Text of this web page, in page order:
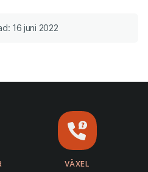
16 juni 2022
VÄXEL